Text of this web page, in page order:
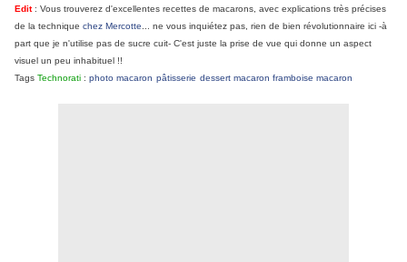
Edit: Vous trouverez d'excellentes recettes de macarons, avec explications très précises
de la technique chez Mercotte ... ne vous inquiétez pas, rien de bien révolutionnaire ici -à
part que je n'utilise pas de sucre cuit- C'est juste la prise de vue qui donne un aspect
visuel un peu inhabituel !!
Tags Technorati : photo macaron pâtisserie dessert macaron framboise macaron